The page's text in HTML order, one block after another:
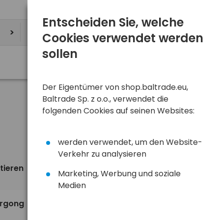
standardmäßig Ansicht
Entscheiden Sie, welche
Cookies verwendet werden
sollen
Der Eigentümer von shop.baltrade.eu,
Baltrade Sp. z o.o., verwendet die
folgenden Cookies auf seinen Websites:
werden verwendet, um den Website-
Verkehr zu analysieren
Marketing, Werbung und soziale
Medien